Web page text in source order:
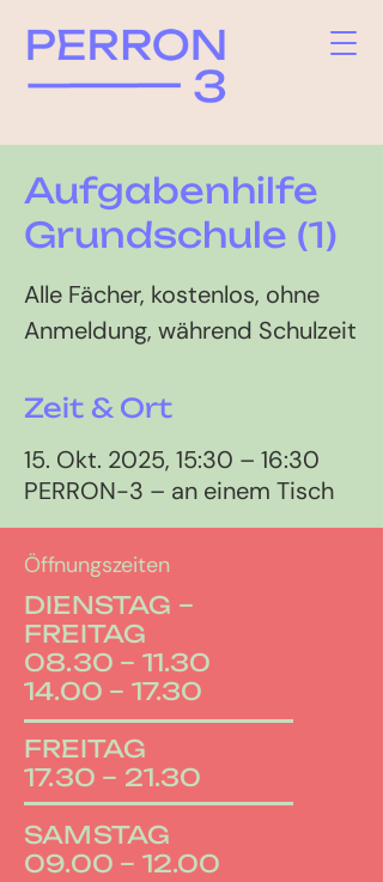
Aufgabenhilfe
Grundschule (1)
Alle Fächer, kostenlos, ohne
Anmeldung, während Schulzeit
Zeit & Ort
15. Okt. 2025, 15:30 – 16:30
PERRON-3 – an einem Tisch
Öffnungszeiten
DIENSTAG –
FREITAG
08.30 – 11.30
14.00 – 17.30
FREITAG
17.30 – 21.30
SAMSTAG
09.00 – 12.00